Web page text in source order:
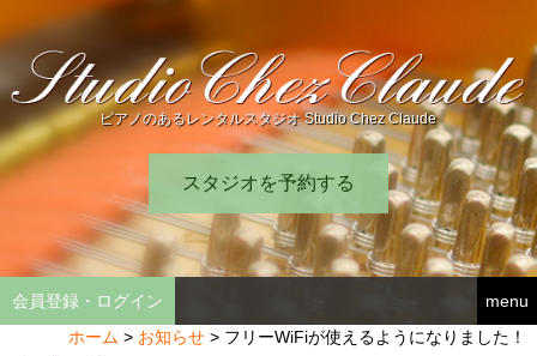
ピアノのあるレンタルスタジオ Studio Chez Claude
スタジオを予約する
会員登録・ログイン
menu
ホーム > お知らせ > フリーWiFiが使えるようになりました！